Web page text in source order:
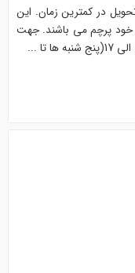
در کمترین زمان. این
خود پرچم می باشند. جهت